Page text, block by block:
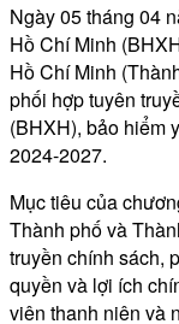
Ngày 05 tháng 04
Hồ Chí Minh
Hồ Chí Minh
phối hợp tuyên
(BHXH), bảo hiểm
2024-2027.
Mục tiêu của
Thành phố và
truyền chính sách,
quyền và lợi ích
viên thanh niên và